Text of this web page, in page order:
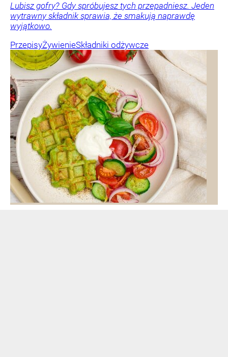
Lubisz gofry? Gdy spróbujesz tych przepadniesz. Jeden
wytrawny składnik sprawia, że smakują naprawdę
wyjątkowo.
PrzepisyŻywienieSkładniki odżywcze